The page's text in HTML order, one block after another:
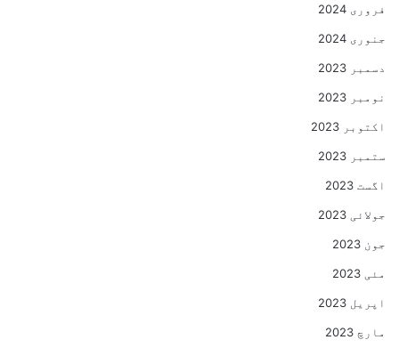
فروری 2024
جنوری 2024
دسمبر 2023
نومبر 2023
اکتوبر 2023
ستمبر 2023
اگست 2023
جولائی 2023
جون 2023
مئی 2023
اپریل 2023
مارچ 2023